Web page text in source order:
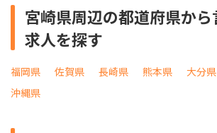
宮崎県周辺の都道府県か
求人を探す
福岡県 佐賀県 長崎県 熊本県 大分県
沖縄県